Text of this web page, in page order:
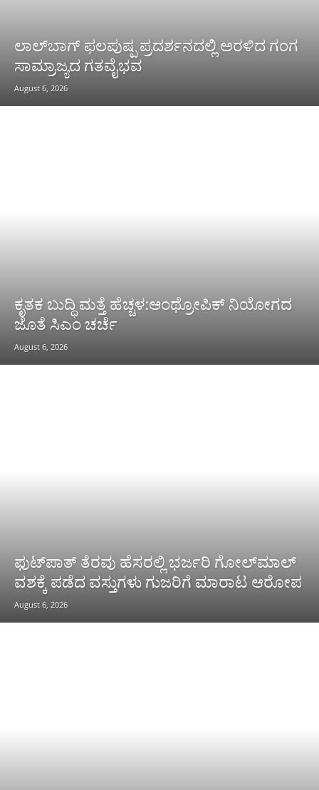
ಲಾಲ್‌ಬಾಗ್ ಫಲಪುಷ್ಪ ಪ್ರದರ್ಶನದಲ್ಲಿ ಅರಳಿದ ಗಂಗ
ಸಾಮ್ರಾಜ್ಯದ ಗತವೈಭವ
August 6, 2026
ಕೃತಕ ಬುದ್ಧಿ ಮತ್ತೆ ಹೆಚ್ಚಳ:ಆಂಥ್ರೋಪಿಕ್ ನಿಯೋಗದ
ಜೊತೆ ಸಿಎಂ ಚರ್ಚೆ
August 6, 2026
ಫುಟ್‌ಪಾತ್ ತೆರವು ಹೆಸರಲ್ಲಿ ಭರ್ಜರಿ ಗೋಲ್‌ಮಾಲ್
ವಶಕ್ಕೆ ಪಡೆದ ವಸ್ತುಗಳು ಗುಜರಿಗೆ ಮಾರಾಟ ಆರೋಪ
August 6, 2026